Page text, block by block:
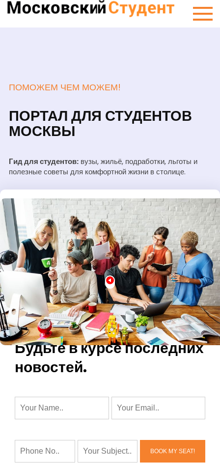
Skip
ПОМОЖЕМ ЧЕМ МОЖЕМ!
ПОРТАЛ ДЛЯ СТУДЕНТОВ
МОСКВЫ
Гид для студентов: вузы, жильё, подработки, льготы и
полезные советы для комфортной жизни в столице.
Я с вами! Дайте инфы
РАССЫЛАЕМ ТОЛЬКО ВАЖНОЕ
Будьте в курсе последних
новостей.